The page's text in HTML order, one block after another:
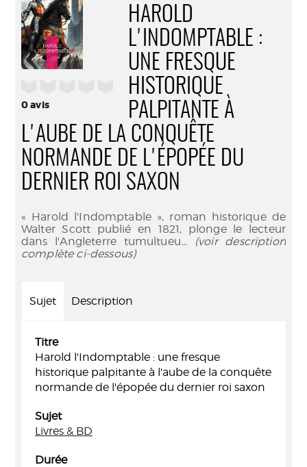
0avis
HAROLD
L'INDOMPTABLE :
UNE FRESQUE
HISTORIQUE
PALPITANTE À
L'AUBE DE LA CONQUÊTE
NORMANDE DE L'ÉPOPÉE DU
DERNIER ROI SAXON
« Harold l'Indomptable », roman historique de
Walter Scott publié en 1821, plonge le lecteur
dans l'Angleterre tumultueu... (voir description
complète ci-dessous)
Sujet Description
Titre
Harold l'Indomptable : une fresque
historique palpitante à l'aube de la conquête
normande de l'épopée du dernier roi saxon
Sujet
Livres & BD
Durée